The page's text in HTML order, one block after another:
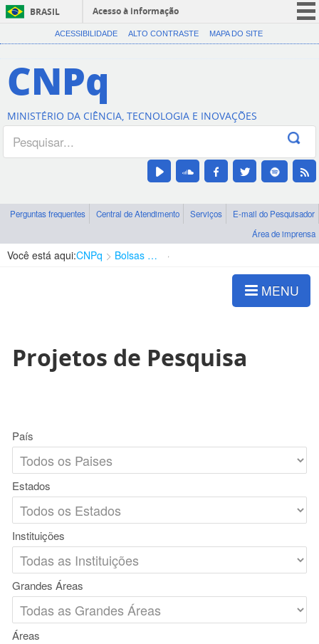
BRASIL
Acesso à informação
CORONAVÍRUS (COVID-19)
Canais
ACESSIBILIDADE ALTO CONTRASTE MAPA DO SITE
CNPq
MINISTÉRIO DA CIÊNCIA, TECNOLOGIA E INOVAÇÕES
Perguntas frequentes Central de Atendimento Serviços
E-mail do Pesquisador
Área de imprensa
Você está aqui:CNPq Bolsas e Auxílios Vigentes
MENU
Projetos de Pesquisa
País
Estados
Instituições
Grandes Áreas
Áreas